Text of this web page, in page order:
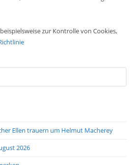
zur Kontrolle von Cookies,
Ellen trauern um Helmut Macherey
2026